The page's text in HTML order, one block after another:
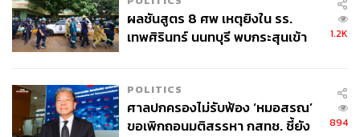
ผลชันสูตร 8 ศพ เหตุยิงใน รร.
เทพศิรินทร์ นนทบุรี พบกระสุนเข้า
1.2K
POLITICS
ศาลปกครองไม่รับฟ้อง ‘หมอสรณ’
ขอเพิกถอนมติสรรหา กสทช. ชี้ยัง
894